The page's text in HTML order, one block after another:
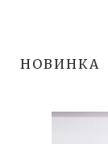
НОВИНКА